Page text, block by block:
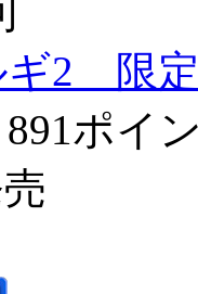
ギ2 限定
891ポイ